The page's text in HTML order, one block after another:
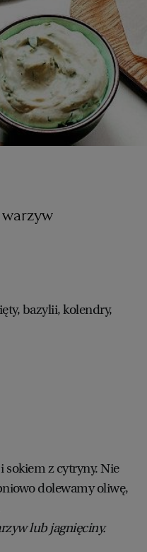
bazylii, kolendry,
sokiem z cytryny. Nie
dolewamy oliwę,
lub jagnięciny.